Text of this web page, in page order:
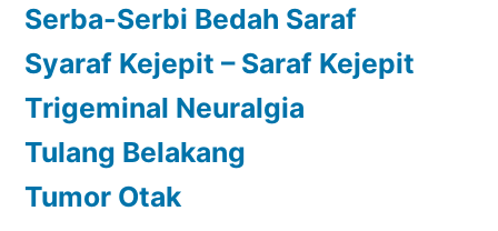
Serba-Serbi Bedah Saraf
Syaraf Kejepit – Saraf Kejepit
Trigeminal Neuralgia
Tulang Belakang
Tumor Otak